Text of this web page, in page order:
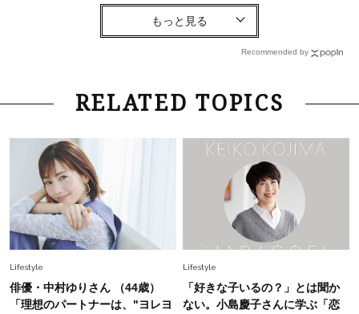
Lifestyle
「お若いですね」は褒め言葉？“若い＝美しい”と
錯覚させる社会の危うさ【上野千鶴子のジェンダ
Lifestyle 2026.8.6
26年夏の【開運アクション】は”ひと拭き”習
中村ゆりさん「40代になり、やっと“仕事以外の
幸福感”に目が向いた」ライフスタイルも、服も
40代の夏通勤はこれ１着！「きちんと感」も
「オシャレ」も整うトレンドトップス〈4選〉
Recommended by
RELATED TOPICS
Lifestyle
俳優・中村ゆりさん （44歳）
「理想のパートナーは、"ヨレヨ
Lifestyle
「好きな子いるの？」とは聞か
ない。小島慶子さんに学ぶ「恋